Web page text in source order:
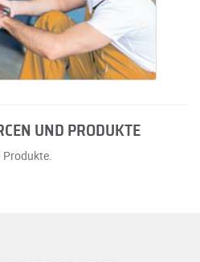
UND PRODUKTE
Produkte.